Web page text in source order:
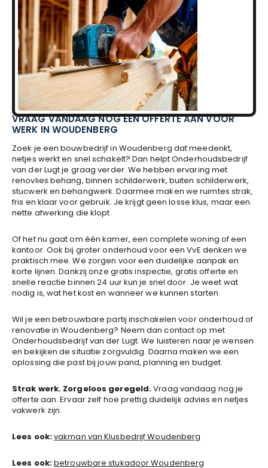
VRAAG VANDAAG NOG EEN OFFERTE AAN VOOR
WERK IN WOUDENBERG
Zoek je een bouwbedrijf in Woudenberg dat meedenkt,
netjes werkt en snel schakelt? Dan helpt Onderhoudsbedrijf
van der Lugt je graag verder. We hebben ervaring met
renovlies behang, binnen schilderwerk, buiten schilderwerk,
stucwerk en behangwerk. Daarmee maken we ruimtes strak,
fris en klaar voor gebruik. Je krijgt geen losse klus, maar een
nette afwerking die klopt.
Of het nu gaat om één kamer, een complete woning of een
kantoor. Ook bij groter onderhoud voor een VvE denken we
praktisch mee. We zorgen voor een duidelijke aanpak en
korte lijnen. Dankzij onze gratis inspectie, gratis offerte en
snelle reactie binnen 24 uur kun je snel door. Je weet wat
nodig is, wat het kost en wanneer we kunnen starten.
Wil je een betrouwbare partij inschakelen voor onderhoud of
renovatie in Woudenberg? Neem dan contact op met
Onderhoudsbedrijf van der Lugt. We luisteren naar je wensen
en bekijken de situatie zorgvuldig. Daarna maken we een
oplossing die past bij jouw pand, planning en budget.
Strak werk. Zorgeloos geregeld.Vraag vandaag nog je
offerte aan. Ervaar zelf hoe prettig duidelijk advies en netjes
vakwerk zijn.
Lees ook:vakman van Klusbedrijf Woudenberg
Lees ook:betrouwbare stukadoor Woudenberg